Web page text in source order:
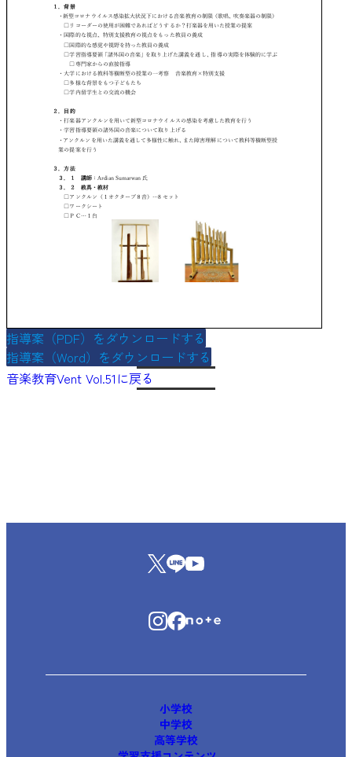
指導案（PDF）をダウンロードする
指導案（Word）をダウンロードする
音楽教育Vent Vol.51に戻る
小学校
中学校
高等学校